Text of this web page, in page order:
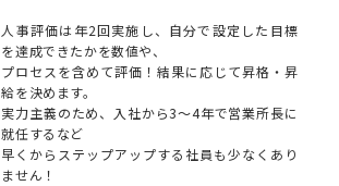
人事評価は年2回実施し、自分で設定した目標
を達成できたかを数値や、
プロセスを含めて評価！結果に応じて昇格・昇
給を決めます。
実力主義のため、入社から3～4年で営業所長に
就任するなど
早くからステップアップする社員も少なくあり
ません！